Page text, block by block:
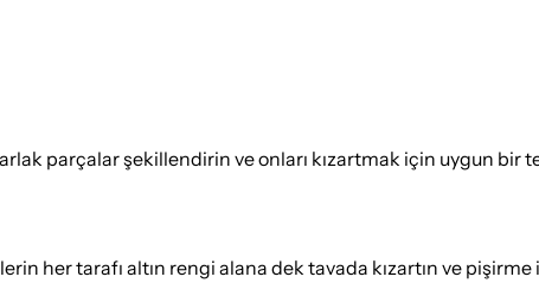
parçalar şekillendirin ve onları kızartmak için uygun bir
her tarafı altın rengi alana dek tavada kızartın ve